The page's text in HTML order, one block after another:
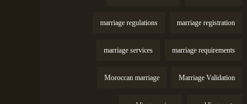
marriage registration
marriage regulations
marriage requirements
marriage services
Marriage Validation
Moroccan marriage